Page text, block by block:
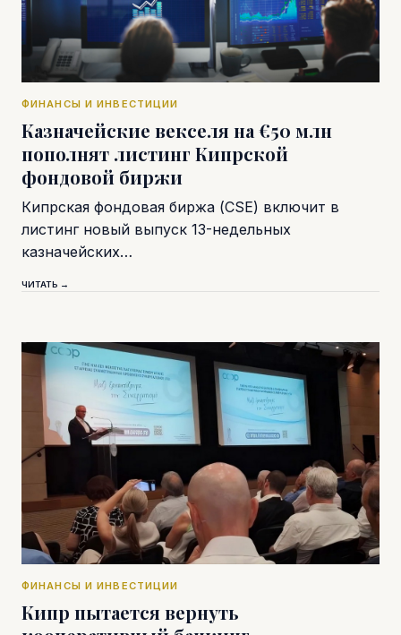
ФИНАНСЫ И ИНВЕСТИЦИИ
Казначейские векселя на €50 млн
пополнят листинг Кипрской
фондовой биржи
Кипрская фондовая биржа (CSE) включит в
листинг новый выпуск 13-недельных
казначейских…
ЧИТАТЬ →
ФИНАНСЫ И ИНВЕСТИЦИИ
Кипр пытается вернуть